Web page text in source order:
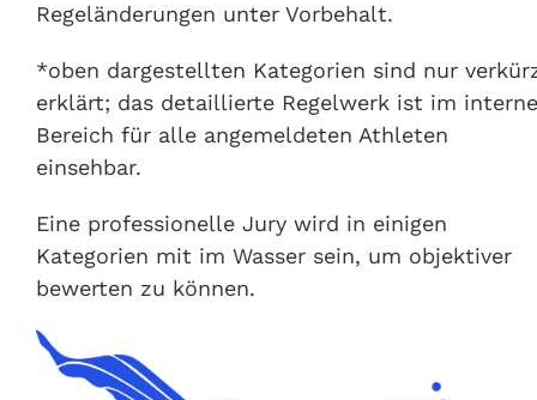
Regeländerungen unter Vorbehalt.
*oben dargestellten Kategorien sind nur
erklärt; das detaillierte Regelwerk ist im
Bereich für alle angemeldeten Athleten
einsehbar.
Eine professionelle Jury wird in einigen
Kategorien mit im Wasser sein, um objektiver
bewerten zu können.